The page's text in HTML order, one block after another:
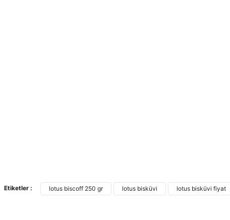
Etiketler : lotus biscoff 250 gr lotus bisküvi lotus bisküvi fiyat